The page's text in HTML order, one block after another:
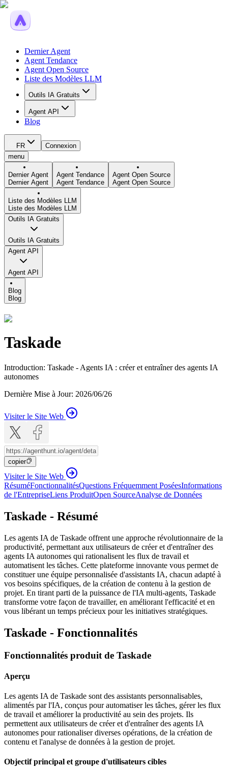
Dernier Agent
Agent Tendance
Agent Open Source
Liste des Modèles LLM
Outils IA Gratuits
Agent API
Blog
FR
Connexion
menu
Dernier Agent
Dernier Agent
Agent Tendance
Agent Tendance
Agent Open Source
Agent Open Source
Liste des Modèles LLM
Liste des Modèles LLM
Outils IA Gratuits
Outils IA Gratuits
Agent API
Agent API
Blog
Blog
Taskade
Introduction: Taskade - Agents IA : créer et entraîner des agents IA
autonomes
Dernière Mise à Jour: 2026/06/26
Visiter le Site Web
copier
Visiter le Site Web
RésuméFonctionnalitésQuestions Fréquemment PoséesInformations
de l'EntrepriseLiens ProduitOpen SourceAnalyse de Données
Taskade - Résumé
Les agents IA de Taskade offrent une approche révolutionnaire de la
productivité, permettant aux utilisateurs de créer et d'entraîner des
agents IA autonomes qui rationalisent les flux de travail et
automatisent les tâches. Cette plateforme innovante vous permet de
constituer une équipe personnalisée d'assistants IA, chacun adapté à
vos besoins spécifiques, de la création de contenu à la gestion de
projet. En tirant parti de la puissance de l'IA multi-agents, Taskade
transforme votre façon de travailler, en améliorant l'efficacité et en
vous libérant un temps précieux pour les initiatives stratégiques.
Taskade - Fonctionnalités
Fonctionnalités produit de Taskade
Aperçu
Les agents IA de Taskade sont des assistants personnalisables,
alimentés par l'IA, conçus pour automatiser les tâches, gérer les flux
de travail et améliorer la productivité au sein des projets. Ils
permettent aux utilisateurs de créer et d'entraîner des agents IA
autonomes pour rationaliser diverses opérations, de la création de
contenu et l'analyse de données à la gestion de projet.
Objectif principal et groupe d'utilisateurs cibles